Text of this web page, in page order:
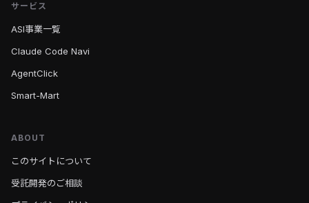
サービス
ASI事業一覧
Claude Code Navi
AgentClick
Smart-Mart
ABOUT
このサイトについて
受託開発のご相談